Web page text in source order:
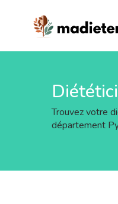
Trouvez votre
département